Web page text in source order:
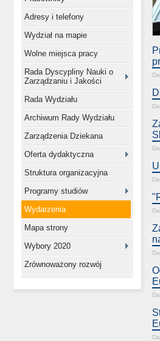
Adresy i telefony
Wydział na mapie
Wolne miejsca pracy
Rada Dyscypliny Nauki o
Zarządzaniu i Jakości
Rada Wydziału
Archiwum Rady Wydziału
Zarządzenia Dziekana
Oferta dydaktyczna
Struktura organizacyjna
Programy studiów
Wydarzenia
Mapa strony
Wybory 2020
Zrównoważony rozwój